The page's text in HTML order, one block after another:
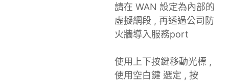
請在 WAN 設定為內部的
虛擬網段 , 再透過公司防
火牆導入服務port
使用上下按鍵移動光標 ,
使用空白鍵 選定 , 按